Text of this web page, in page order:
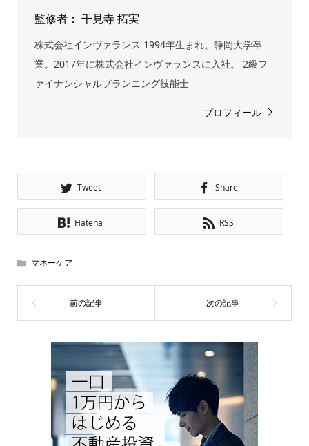
監修者： 千見寺 拓実
株式会社インヴァランス 1994年生まれ。静岡大学卒
業。2017年に株式会社インヴァランスに入社。 2級フ
ァイナンシャルプランニング技能士
プロフィール
Tweet Share
Hatena RSS
マネーケア